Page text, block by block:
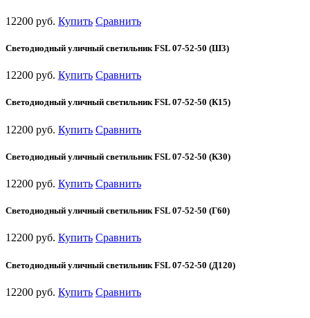
12200 руб. Купить Сравнить
Светодиодный уличный светильник FSL 07-52-50 (Ш3)
12200 руб. Купить Сравнить
Светодиодный уличный светильник FSL 07-52-50 (К15)
12200 руб. Купить Сравнить
Светодиодный уличный светильник FSL 07-52-50 (К30)
12200 руб. Купить Сравнить
Светодиодный уличный светильник FSL 07-52-50 (Г60)
12200 руб. Купить Сравнить
Светодиодный уличный светильник FSL 07-52-50 (Д120)
12200 руб. Купить Сравнить